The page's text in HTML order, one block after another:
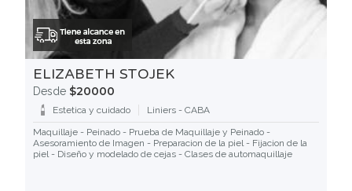
ELIZABETH STOJEK
Desde $20000
Estetica y cuidado
Liniers - CABA
Maquillaje - Peinado - Prueba de Maquillaje y Peinado -
Asesoramiento de Imagen - Preparacion de la piel - Fijacion de la
piel - Diseño y modelado de cejas - Clases de automaquillaje